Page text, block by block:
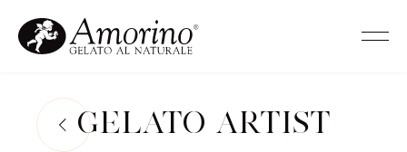
Gelato Artist